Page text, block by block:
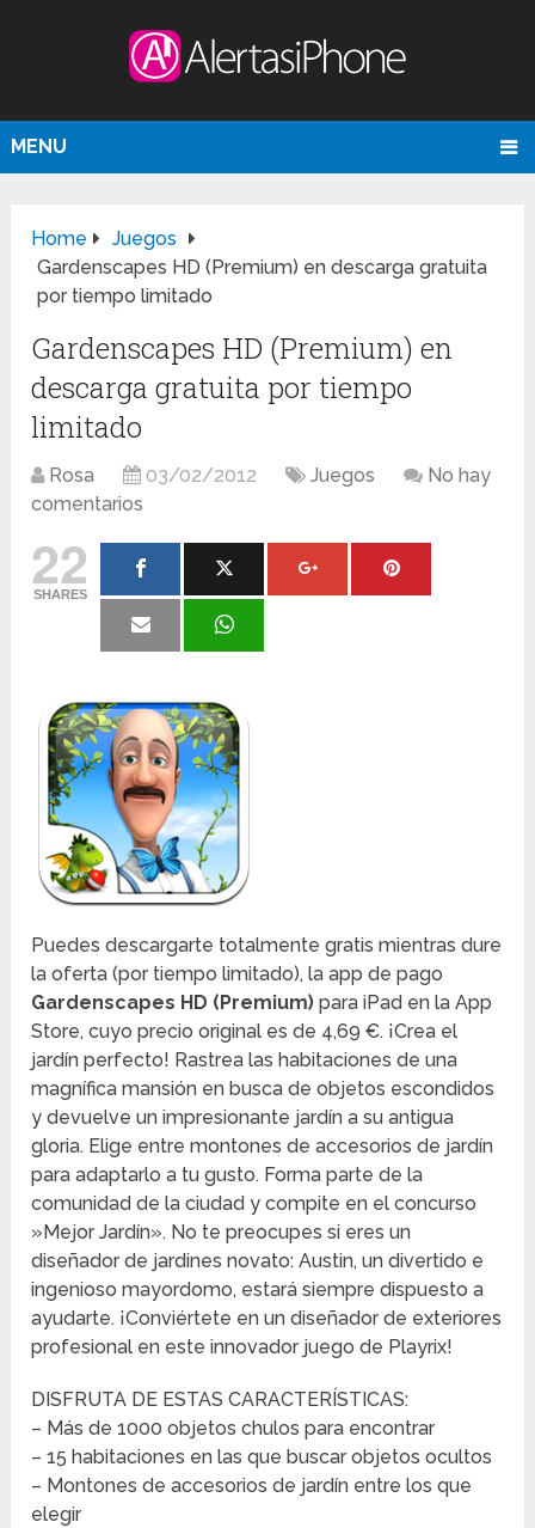
MENU
Home
Juegos
Gardenscapes HD (Premium) en descarga gratuita
por tiempo limitado
Gardenscapes HD (Premium) en
descarga gratuita por tiempo
limitado
Rosa 03/02/2012 Juegos
No hay
comentarios
22
SHARES
Puedes descargarte totalmente gratis mientras dure
la oferta (por tiempo limitado), la app de pago
Gardenscapes HD (Premium) para iPad en la App
Store, cuyo precio original es de 4,69 €. ¡Crea el
jardín perfecto! Rastrea las habitaciones de una
magnífica mansión en busca de objetos escondidos
y devuelve un impresionante jardín a su antigua
gloria. Elige entre montones de accesorios de jardín
para adaptarlo a tu gusto. Forma parte de la
comunidad de la ciudad y compite en el concurso
»Mejor Jardín». No te preocupes si eres un
diseñador de jardines novato: Austin, un divertido e
ingenioso mayordomo, estará siempre dispuesto a
ayudarte. ¡Conviértete en un diseñador de exteriores
profesional en este innovador juego de Playrix!
DISFRUTA DE ESTAS CARACTERÍSTICAS:
– Más de 1000 objetos chulos para encontrar
– 15 habitaciones en las que buscar objetos ocultos
– Montones de accesorios de jardín entre los que
elegir